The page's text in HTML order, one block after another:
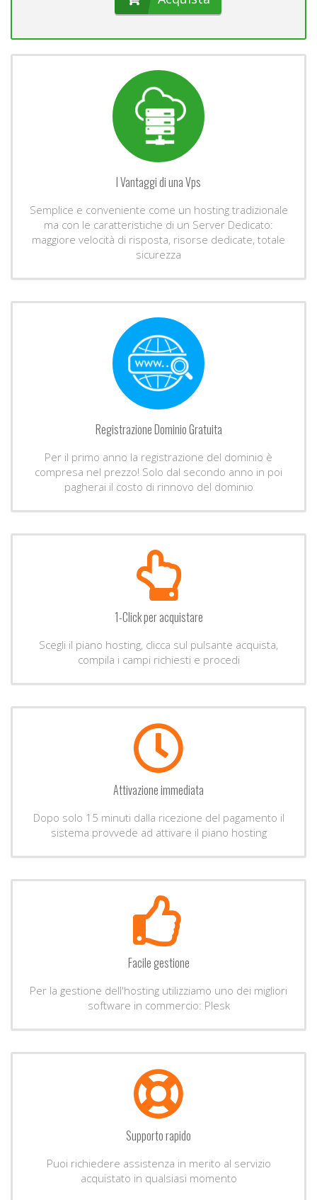
I Vantaggi di una Vps
Semplice e conveniente come un hosting tradizionale
ma con le caratteristiche di un Server Dedicato:
maggiore velocità di risposta, risorse dedicate, totale
sicurezza
Registrazione Dominio Gratuita
Per il primo anno la registrazione del dominio è
compresa nel prezzo! Solo dal secondo anno in poi
pagherai il costo di rinnovo del dominio
1-Click per acquistare
Scegli il piano hosting, clicca sul pulsante acquista,
compila i campi richiesti e procedi
Attivazione immediata
Dopo solo 15 minuti dalla ricezione del pagamento il
sistema provvede ad attivare il piano hosting
Facile gestione
Per la gestione dell'hosting utilizziamo uno dei migliori
software in commercio: Plesk
Supporto rapido
Puoi richiedere assistenza in merito al servizio
acquistato in qualsiasi momento